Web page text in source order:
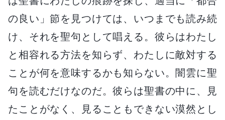
の良い」節を見つけては、いつまでも読み続
け、それを聖句として唱える。彼らはわたし
と相容れる方法を知らず、わたしに敵対する
ことが何を意味するかも知らない。闇雲に聖
句を読むだけなのだ。彼らは聖書の中に、見
たことがなく、見ることもできない漠然とし